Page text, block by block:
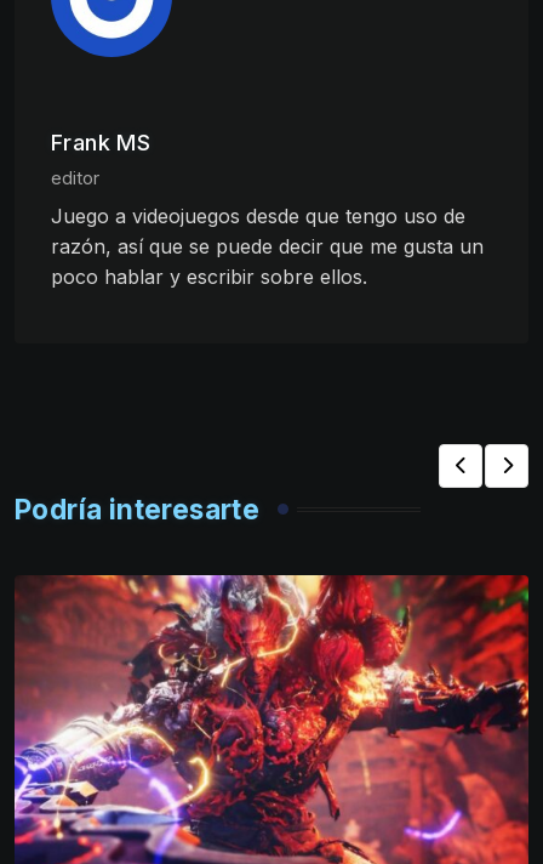
Frank MS
editor
Juego a videojuegos desde que tengo uso de
razón, así que se puede decir que me gusta un
poco hablar y escribir sobre ellos.
Podría interesarte